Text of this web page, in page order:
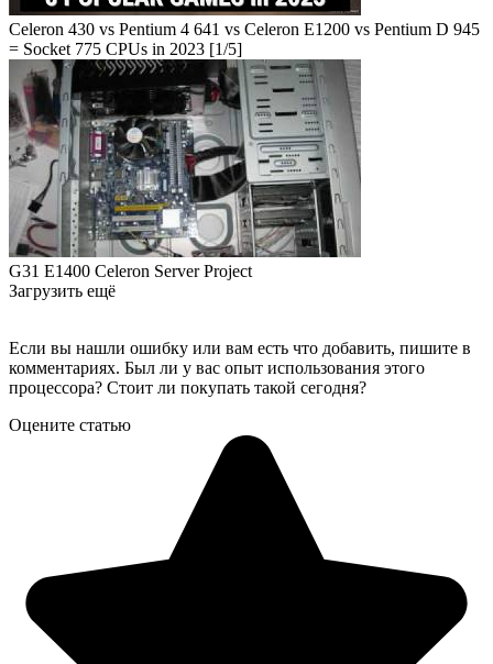
Celeron 430 vs Pentium 4 641 vs Celeron E1200 vs Pentium D 945
= Socket 775 CPUs in 2023 [1/5]
G31 E1400 Celeron Server Project
Загрузить ещё
Если вы нашли ошибку или вам есть что добавить, пишите в
комментариях. Был ли у вас опыт использования этого
процессора? Стоит ли покупать такой сегодня?
Оцените статью